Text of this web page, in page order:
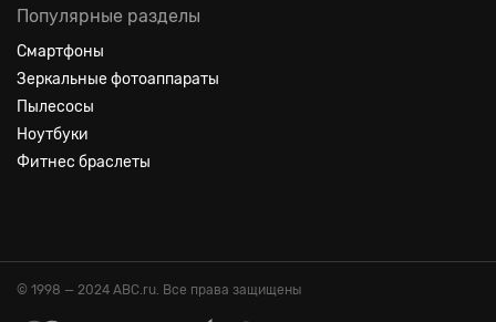
Популярные разделы
Смартфоны
Зеркальные фотоаппараты
Пылесосы
Ноутбуки
Фитнес браслеты
© 1998 — 2024 ABC.ru. Все права защищены